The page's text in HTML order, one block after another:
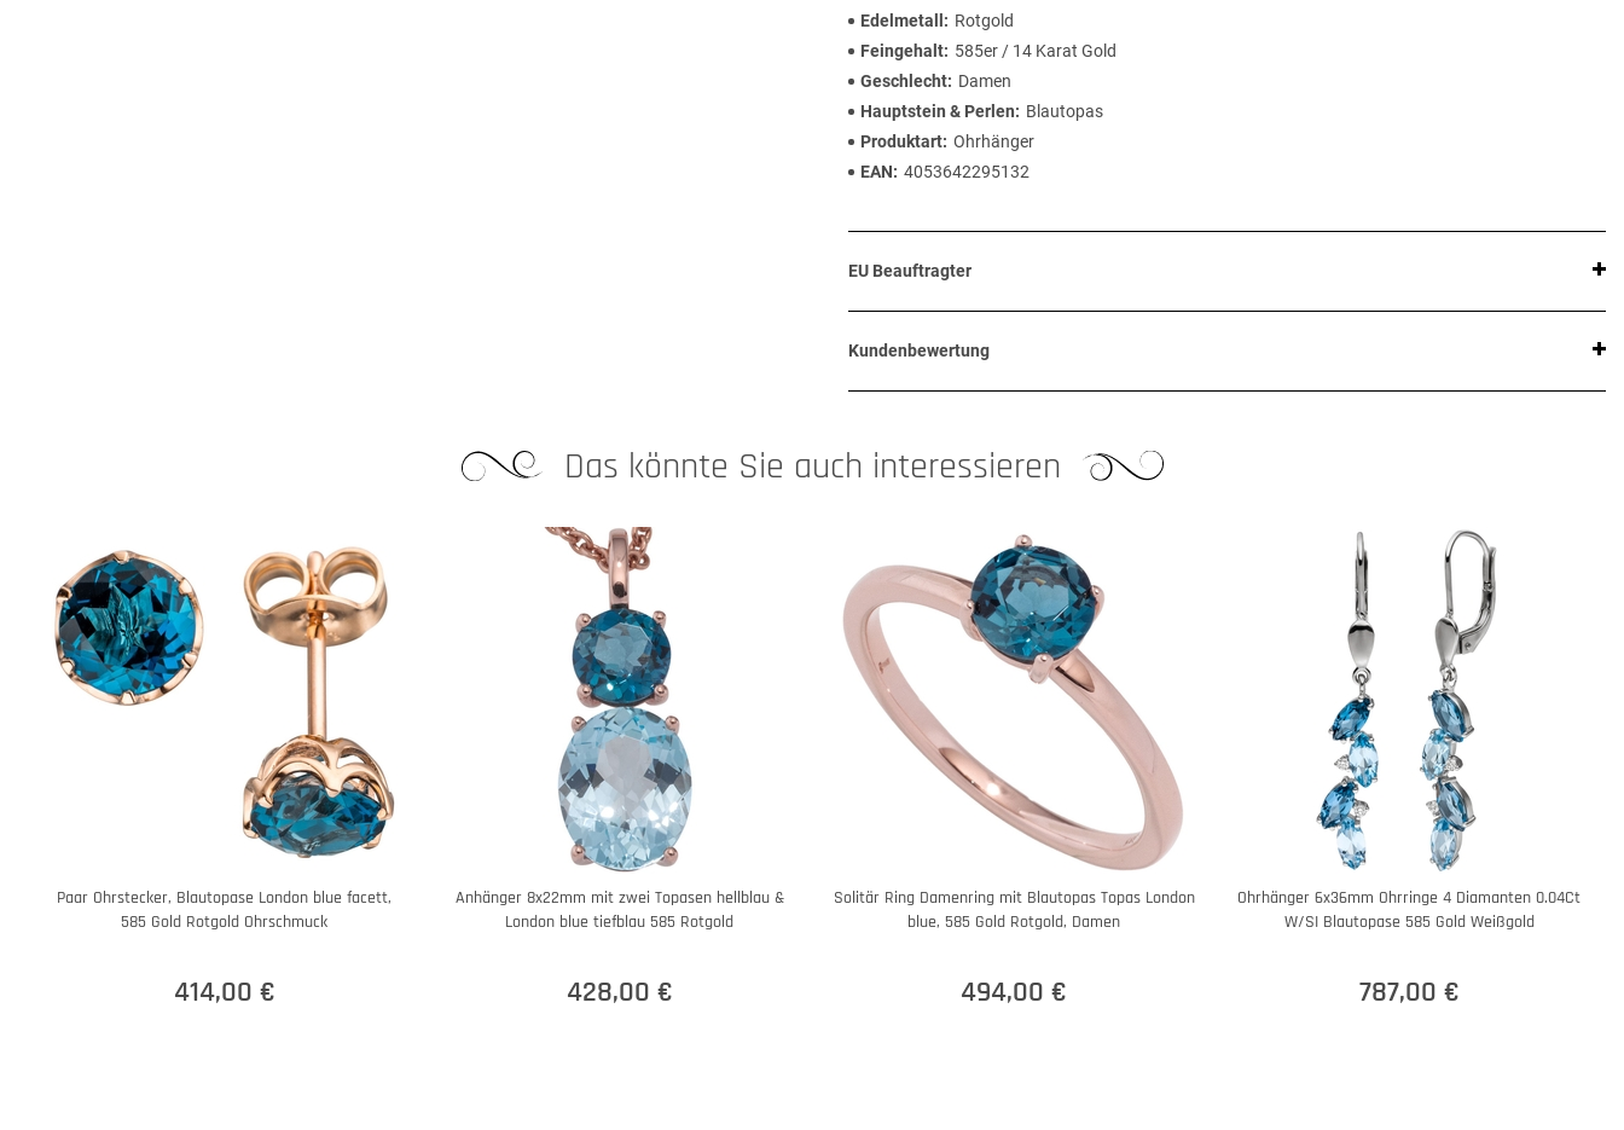
Edelmetall
Rotgold
Feingehalt
585er / 14 Karat Gold
Geschlecht
Damen
Hauptstein & Perlen
Blautopas
Produktart Ohrhänger
EAN
4053642295132
EU Beauftragter
Kundenbewertung
Das könnte Sie auch interessieren
Paar Ohrstecker, Blautopase London blue facett,
585 Gold Rotgold Ohrschmuck
414,00 €
Anhänger 8x22mm mit zwei Topasen hellblau &
London blue tiefblau 585 Rotgold
428,00 €
Solitär Ring Damenring mit Blautopas Topas London
blue, 585 Gold Rotgold, Damen
494,00 €
Ohrhänger 6x36mm Ohrringe 4 Diamanten 0.04Ct
W/SI Blautopase 585 Gold Weißgold
787,00 €